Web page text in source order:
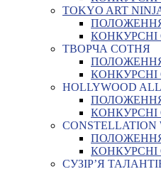
TOKYO ART
КОНКУРСНІ
ТВОРЧА СОТНЯ
КОНКУРСНІ
HOLLYWOOD
КОНКУРСНІ
CONSTELLATION
КОНКУРСНІ
СУЗІР’Я